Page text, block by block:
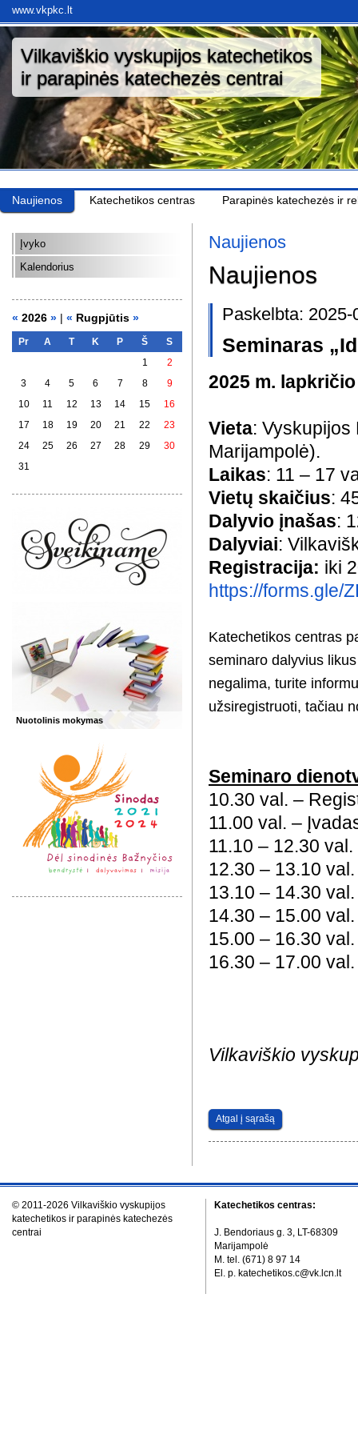
www.vkpkc.lt
Vilkaviškio vyskupijos katechetikos
ir parapinės katechezės centrai
Naujienos Katechetikos centras Parapinės katechezės ir
Įvyko
Kalendorius
« 2026 » | « Rugpjūtis »
Pr A T K P Š
S
1
2
3
4 5 6 7 8
9
10
11 12 13 14 15
16
17
18 19 20 21 22
23
24
25 26 27 28 29
30
31
Nuotolinis mokymas
Naujienos
Naujienos
Paskelbta: 2025-
Seminaras
2025 m.
Vieta:
Marijampolė).
Laikas: 11 – 17
Vietų skaičius:
Dalyvio įnašas:
Dalyviai:
Registracija: iki
https://forms.gle/
Katechetikos centras
seminaro dalyvius
negalima, turite
užsiregistruoti, tačiau
Seminaro
10.30 val. –
11.00 val. –
11.10 – 12.30
12.30 – 13.10
13.10 – 14.30
14.30 – 15.00
15.00 – 16.30
16.30 – 17.00
Vilkaviškio
Atgal į sąrašą
© 2011-2026 Vilkaviškio vyskupijos
katechetikos ir parapinės katechezės
centrai
Katechetikos centras:
J. Bendoriaus g. 3, LT-68309
Marijampolė
M. tel. (671) 8 97 14
El. p. katechetikos.c@vk.lcn.lt